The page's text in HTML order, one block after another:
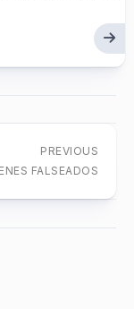
PREVIOUS
FALSEADOS